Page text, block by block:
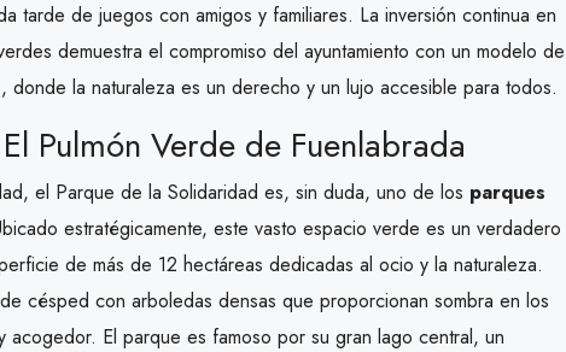
tarde de juegos con amigos y familiares. La inversión continua en
demuestra el compromiso del ayuntamiento con un modelo de
la naturaleza es un derecho y un lujo accesible para todos.
Pulmón Verde de Fuenlabrada
el Parque de la Solidaridad es, sin duda, uno de los parques
estratégicamente, este vasto espacio verde es un verdadero
de más de 12 hectáreas dedicadas al ocio y la naturaleza.
césped con arboledas densas que proporcionan sombra en los
El parque es famoso por su gran lago central, un